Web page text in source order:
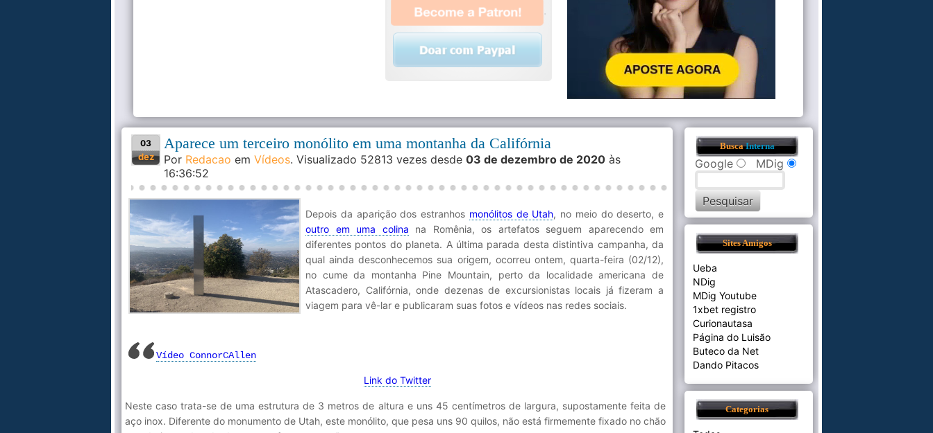
.
03
dez
Aparece um terceiro monólito em uma montanha da Califórnia
Por Redacao em Vídeos. Visualizado 52813 vezes desde 03 de dezembro de 2020 às
16:36:52
Depois da aparição dos estranhos monólitos de Utah, no meio do deserto, e
outro em uma colina na Romênia, os artefatos seguem aparecendo em
diferentes pontos do planeta. A última parada desta distintiva campanha, da
qual ainda desconhecemos sua origem, ocorreu ontem, quarta-feira (02/12),
no cume da montanha Pine Mountain, perto da localidade americana de
Atascadero, Califórnia, onde dezenas de excursionistas locais já fizeram a
viagem para vê-lar e publicaram suas fotos e vídeos nas redes sociais.
Vídeo ConnorCAllen
Link do Twitter
Neste caso trata-se de uma estrutura de 3 metros de altura e uns 45 centímetros de largura, supostamente feita de
aço inox. Diferente do monumento de Utah, este monólito, que pesa uns 90 quilos, não está firmemente fixado no chão
BuscaInterna
Google MDig
Sites Amigos
Ueba
NDig
MDig Youtube
1xbet registro
Curionautasa
Página do Luisão
Buteco da Net
Dando Pitacos
Categorias